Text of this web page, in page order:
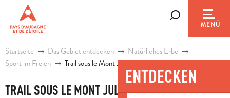
contenu
principal
MENÜ
ENTDECKEN
Startseite Das Gebiet entdecken
Natürliches Erbe
Sport im Freien
Trail sous le Mont Julien
TRAIL SOUS LE MONT JULIEN